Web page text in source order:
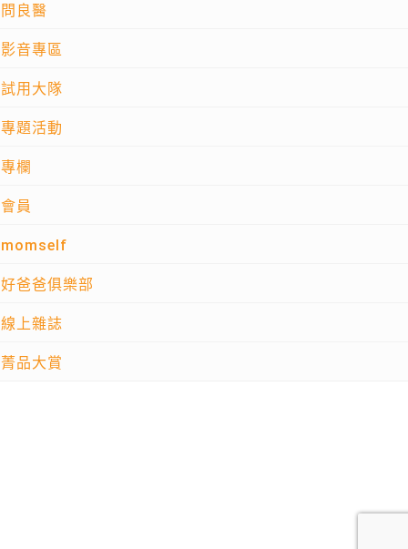
問良醫
影音專區
試用大隊
專題活動
專欄
會員
momself
好爸爸俱樂部
線上雜誌
菁品大賞